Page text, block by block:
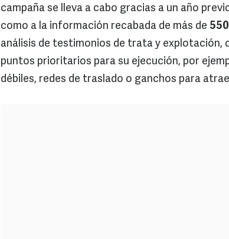
campaña se lleva a cabo gracias a un año
como a la información recabada de más de 550
análisis de testimonios de trata y explotación,
puntos prioritarios para su ejecución, por
débiles, redes de traslado o ganchos para